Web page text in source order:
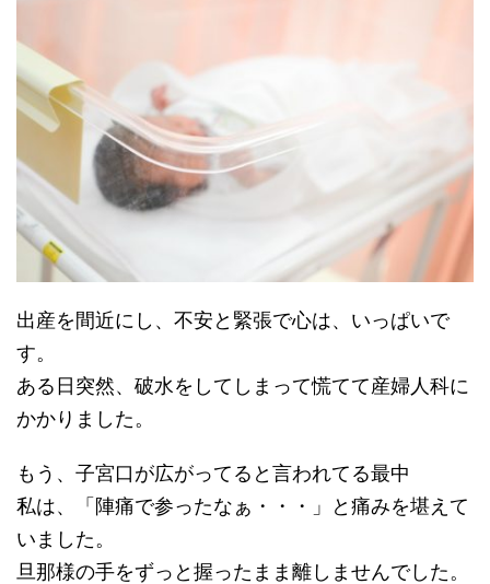
出産を間近にし、不安と緊張で心は、いっぱいで
す。
ある日突然、破水をしてしまって慌てて産婦人科に
かかりました。
もう、子宮口が広がってると言われてる最中
私は、「陣痛で参ったなぁ・・・」と痛みを堪えて
いました。
旦那様の手をずっと握ったまま離しませんでした。